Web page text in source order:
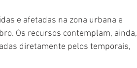
e afetadas na zona urbana e
Os recursos contemplam, ainda,
diretamente pelos temporais,